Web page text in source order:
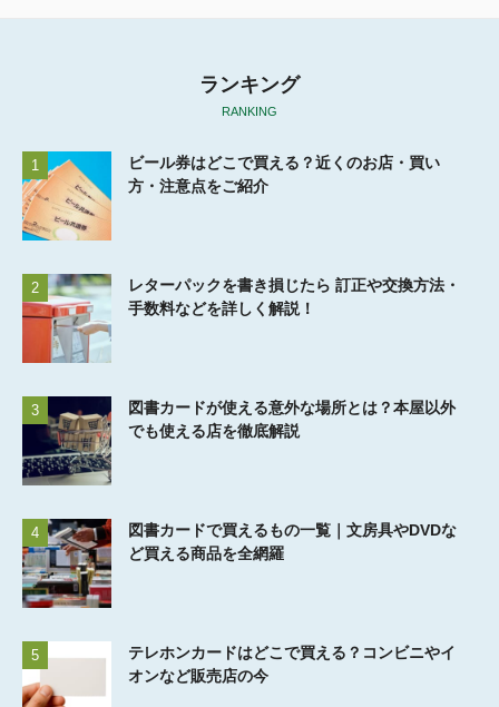
ランキング
RANKING
1
ビール券はどこで買える？近くのお店・買い
方・注意点をご紹介
2
レターパックを書き損じたら 訂正や交換方法・
手数料などを詳しく解説！
3
図書カードが使える意外な場所とは？本屋以外
でも使える店を徹底解説
4
図書カードで買えるもの一覧｜文房具やDVDな
ど買える商品を全網羅
5
テレホンカードはどこで買える？コンビニやイ
オンなど販売店の今